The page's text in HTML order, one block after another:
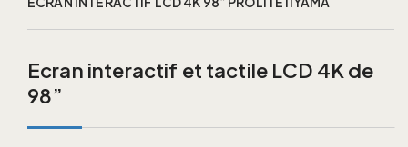
Ecran interactif et tactile LCD 4K de
98”